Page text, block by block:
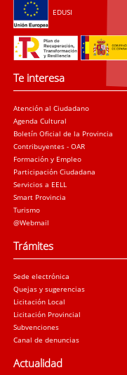
EDUSI
Te interesa
Atención al Ciudadano
Agenda Cultural
Boletín Oficial de la Provincia
Contribuyentes - OAR
Formación y Empleo
Participación Ciudadana
Servicios a EELL
Smart Provincia
Turismo
@Webmail
Trámites
Sede electrónica
Quejas y sugerencias
Licitación Local
Licitación Provincial
Subvenciones
Canal de denuncias
Actualidad